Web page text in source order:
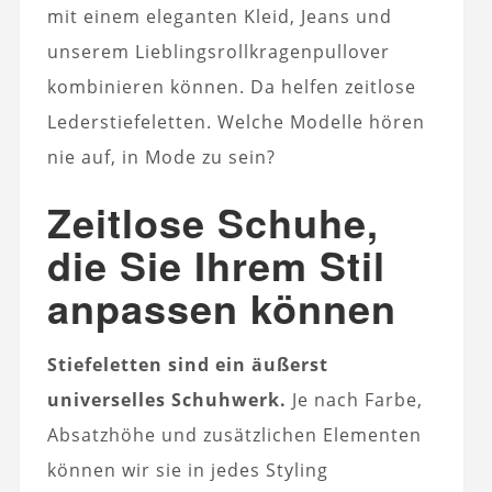
mit einem eleganten Kleid, Jeans und
unserem Lieblingsrollkragenpullover
kombinieren können. Da helfen zeitlose
Lederstiefeletten. Welche Modelle hören
nie auf, in Mode zu sein?
Zeitlose Schuhe,
die Sie Ihrem Stil
anpassen können
Stiefeletten sind ein äußerst
universelles Schuhwerk. Je nach Farbe,
Absatzhöhe und zusätzlichen Elementen
können wir sie in jedes Styling